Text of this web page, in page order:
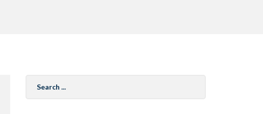
for: